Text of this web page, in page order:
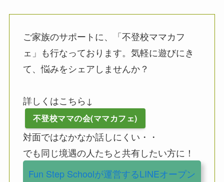
ご家族のサポートに、「不登校ママカフ
ェ」も行なっております。気軽に遊びにき
て、悩みをシェアしませんか？
詳しくはこちら↓
不登校ママの会(ママカフェ)
対面ではなかなか話しにくい・・
でも同じ境遇の人たちと共有したい方に！
Fun Step Schoolが運営するLINEオープン